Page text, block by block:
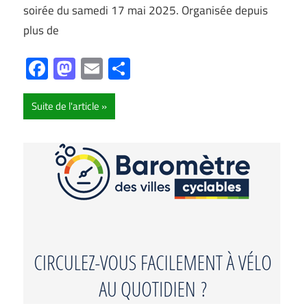
soirée du samedi 17 mai 2025. Organisée depuis
plus de
Facebook
Mastodon
Email
Suite de l'article